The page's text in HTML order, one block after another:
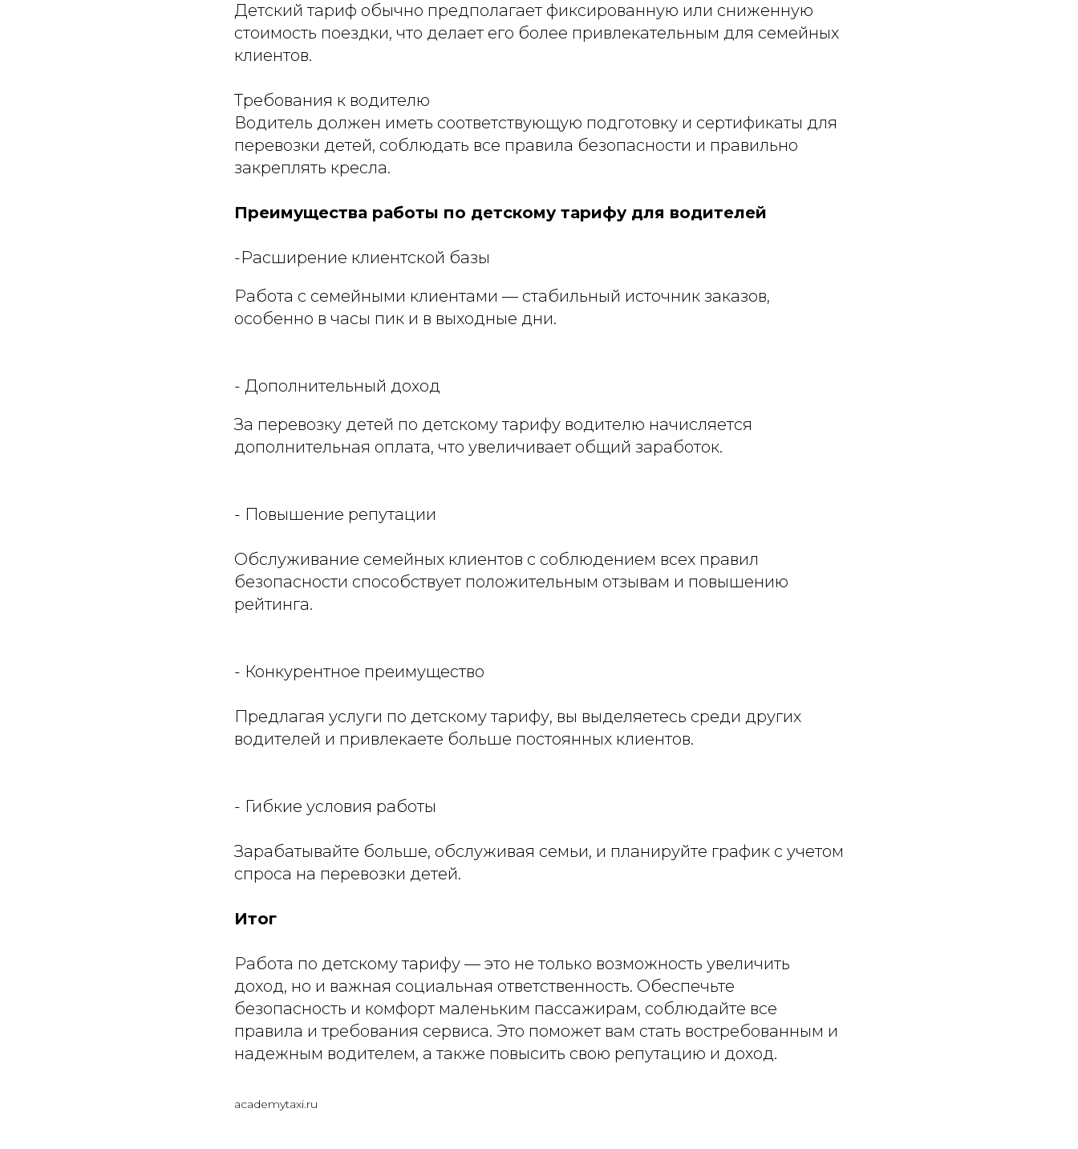
Детский тариф обычно предполагает фиксированную или сниженную
стоимость поездки, что делает его более привлекательным для семейных
клиентов.
Требования к водителю
Водитель должен иметь соответствующую подготовку и сертификаты для
перевозки детей, соблюдать все правила безопасности и правильно
закреплять кресла.
Преимущества работы по детскому тарифу для водителей
-Расширение клиентской базы
Работа с семейными клиентами — стабильный источник заказов,
особенно в часы пик и в выходные дни.
- Дополнительный доход
За перевозку детей по детскому тарифу водителю начисляется
дополнительная оплата, что увеличивает общий заработок.
- Повышение репутации
Обслуживание семейных клиентов с соблюдением всех правил
безопасности способствует положительным отзывам и повышению
рейтинга.
- Конкурентное преимущество
Предлагая услуги по детскому тарифу, вы выделяетесь среди других
водителей и привлекаете больше постоянных клиентов.
- Гибкие условия работы
Зарабатывайте больше, обслуживая семьи, и планируйте график с учетом
спроса на перевозки детей.
Итог
Работа по детскому тарифу — это не только возможность увеличить
доход, но и важная социальная ответственность. Обеспечьте
безопасность и комфорт маленьким пассажирам, соблюдайте все
правила и требования сервиса. Это поможет вам стать востребованным и
надежным водителем, а также повысить свою репутацию и доход.
academytaxi.ru